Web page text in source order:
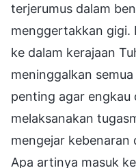
terjerumus dalam
menggertakkan gigi.
ke dalam kerajaan
meninggalkan
penting agar engkau
melaksanakan
mengejar kebenaran
Apa artinya masuk